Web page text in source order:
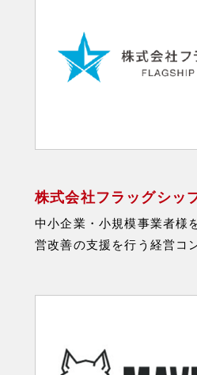
株式会社フラッグシッ
中小企業・小規模事業者様
営改善の支援を行う経営コ